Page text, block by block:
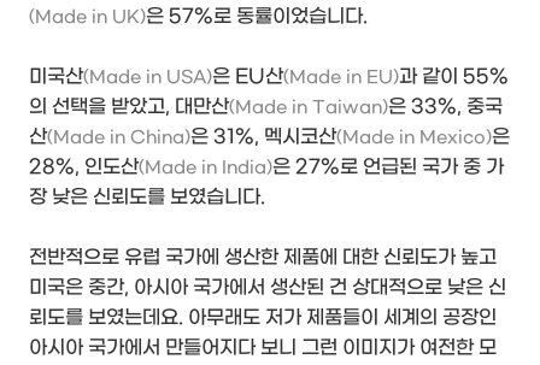
(Made in UK)은 57%로 동률이었습니다.
미국산(Made in USA)은 EU산(Made in EU)과 같이 55%
의 선택을 받았고, 대만산(Made in Taiwan)은 33%, 중국
산(Made in China)은 31%, 멕시코산(Made in Mexico)은
28%, 인도산(Made in India)은 27%로 언급된 국가 중 가
장 낮은 신뢰도를 보였습니다.
전반적으로 유럽 국가에 생산한 제품에 대한 신뢰도가 높고
미국은 중간, 아시아 국가에서 생산된 건 상대적으로 낮은 신
뢰도를 보였는데요. 아무래도 저가 제품들이 세계의 공장인
아시아 국가에서 만들어지다 보니 그런 이미지가 여전한 모